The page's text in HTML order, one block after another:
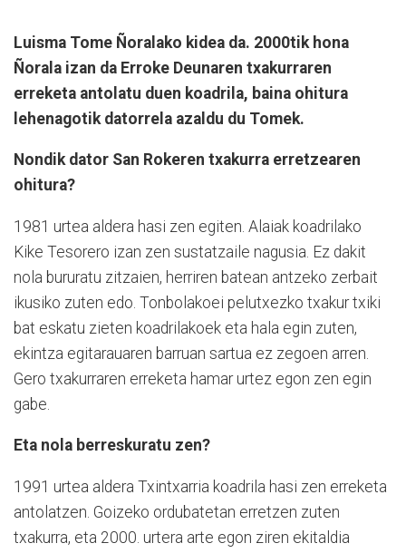
Luisma Tome Ñoralako kidea da. 2000tik hona
Ñorala izan da Erroke Deunaren txakurraren
erreketa antolatu duen koadrila, baina ohitura
lehenagotik datorrela azaldu du Tomek.
Nondik dator San Rokeren txakurra erretzearen
ohitura?
1981 urtea aldera hasi zen egiten. Alaiak koadrilako
Kike Tesorero izan zen sustatzaile nagusia. Ez dakit
nola bururatu zitzaien, herriren batean antzeko zerbait
ikusiko zuten edo. Tonbolakoei pelutxezko txakur txiki
bat eskatu zieten koadrilakoek eta hala egin zuten,
ekintza egitarauaren barruan sartua ez zegoen arren.
Gero txakurraren erreketa hamar urtez egon zen egin
gabe.
Eta nola berreskuratu zen?
1991 urtea aldera Txintxarria koadrila hasi zen erreketa
antolatzen. Goizeko ordubatetan erretzen zuten
txakurra, eta 2000. urtera arte egon ziren ekitaldia